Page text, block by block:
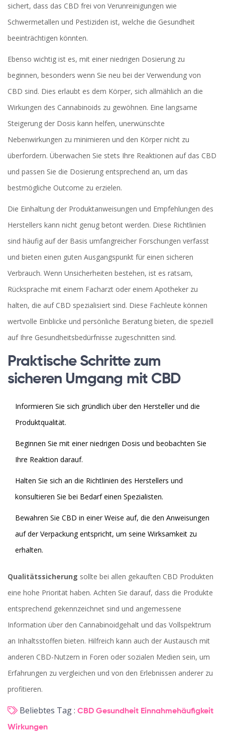
sichert, dass das CBD frei von Verunreinigungen wie
Schwermetallen und Pestiziden ist, welche die Gesundheit
beeinträchtigen könnten.
Ebenso wichtig ist es, mit einer niedrigen Dosierung zu
beginnen, besonders wenn Sie neu bei der Verwendung von
CBD sind. Dies erlaubt es dem Körper, sich allmählich an die
Wirkungen des Cannabinoids zu gewöhnen. Eine langsame
Steigerung der Dosis kann helfen, unerwünschte
Nebenwirkungen zu minimieren und den Körper nicht zu
überfordern. Überwachen Sie stets Ihre Reaktionen auf das CBD
und passen Sie die Dosierung entsprechend an, um das
bestmögliche Outcome zu erzielen.
Die Einhaltung der Produktanweisungen und Empfehlungen des
Herstellers kann nicht genug betont werden. Diese Richtlinien
sind häufig auf der Basis umfangreicher Forschungen verfasst
und bieten einen guten Ausgangspunkt für einen sicheren
Verbrauch. Wenn Unsicherheiten bestehen, ist es ratsam,
Rücksprache mit einem Facharzt oder einem Apotheker zu
halten, die auf CBD spezialisiert sind. Diese Fachleute können
wertvolle Einblicke und persönliche Beratung bieten, die speziell
auf Ihre Gesundheitsbedürfnisse zugeschnitten sind.
Praktische Schritte zum
sicheren Umgang mit CBD
Informieren Sie sich gründlich über den Hersteller und die
Produktqualität.
Beginnen Sie mit einer niedrigen Dosis und beobachten Sie
Ihre Reaktion darauf.
Halten Sie sich an die Richtlinien des Herstellers und
konsultieren Sie bei Bedarf einen Spezialisten.
Bewahren Sie CBD in einer Weise auf, die den Anweisungen
auf der Verpackung entspricht, um seine Wirksamkeit zu
erhalten.
Qualitätssicherung sollte bei allen gekauften CBD Produkten
eine hohe Priorität haben. Achten Sie darauf, dass die Produkte
entsprechend gekennzeichnet sind und angemessene
Information über den Cannabinoidgehalt und das Vollspektrum
an Inhaltsstoffen bieten. Hilfreich kann auch der Austausch mit
anderen CBD-Nutzern in Foren oder sozialen Medien sein, um
Erfahrungen zu vergleichen und von den Erlebnissen anderer zu
profitieren.
Beliebtes Tag : CBD Gesundheit Einnahmehäufigkeit
Wirkungen